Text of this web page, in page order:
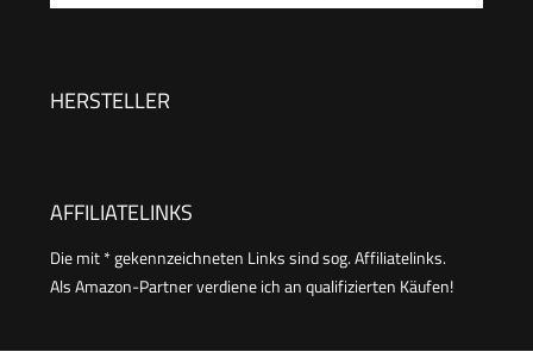
Schwarz
HERSTELLER
AFFILIATELINKS
Die mit * gekennzeichneten Links sind sog. Affiliatelinks.
Als Amazon-Partner verdiene ich an qualifizierten Käufen!